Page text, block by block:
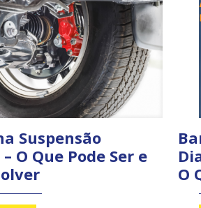
Suspensão
O Que Pode Ser e
O